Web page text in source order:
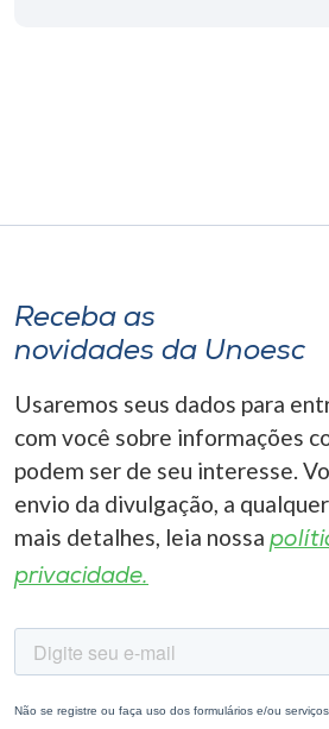
Receba as
novidades da Unoesc
Usaremos seus dados para
com você sobre informações
podem ser de seu interesse.
envio da divulgação, a
mais detalhes, leia nossa
privacidade.